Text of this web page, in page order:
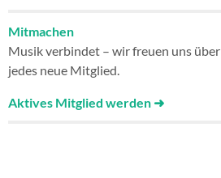
Mitmachen
Musik verbindet – wir freuen uns über
jedes neue Mitglied.
Aktives Mitglied werden ➜